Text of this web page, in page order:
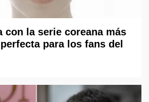
con la serie coreana más
para los fans del